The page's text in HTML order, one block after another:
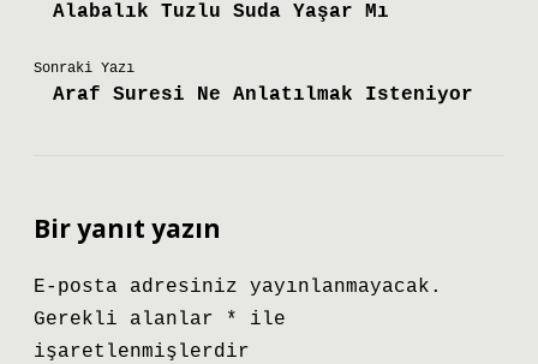
Alabalık Tuzlu Suda Yaşar Mı
Sonraki Yazı
Araf Suresi Ne Anlatılmak Isteniyor
Bir yanıt yazın
E-posta adresiniz yayınlanmayacak.
Gerekli alanlar
*
ile
işaretlenmişlerdir